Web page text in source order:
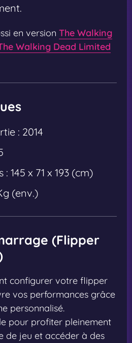
en version The Walking
Walking Dead Limited
: 2014
: 145 x 71 x 193 (cm)
(env.)
(Flipper
configurer votre flipper
vos performances grâce
personnalisé.
pour profiter pleinement
de jeu et accéder à des